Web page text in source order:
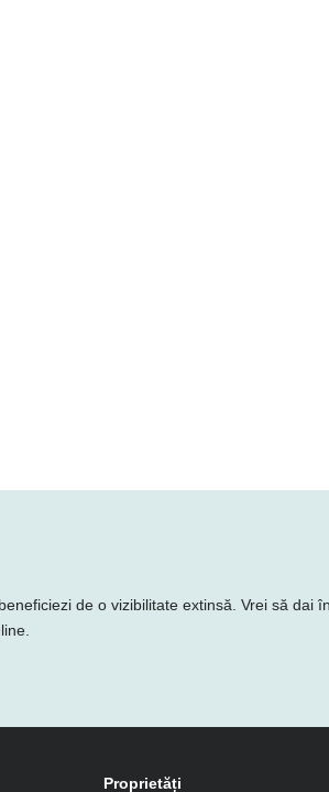
de o vizibilitate extinsă. Vrei să dai
Proprietăți